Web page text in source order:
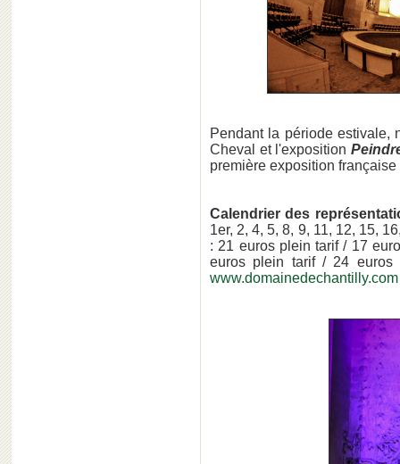
Pendant la période estivale,
Cheval et l'exposition
première exposition
Calendrier des
1er, 2, 4, 5, 8, 9, 11, 12, 15,
: 21 euros plein tarif / 17
euros plein tarif / 24 euros
www.domainedechantilly.com